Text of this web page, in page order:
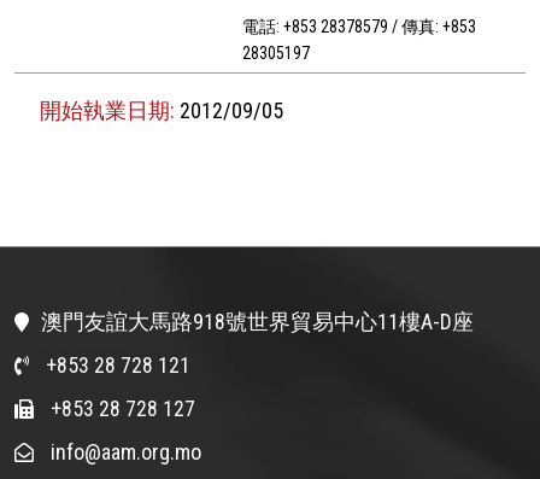
電話: +853 28378579 / 傳真: +853
28305197
開始執業日期: 2012/09/05
澳門友誼大馬路918號世界貿易中心11樓A-D座
+853 28 728 121
+853 28 728 127
info@aam.org.mo